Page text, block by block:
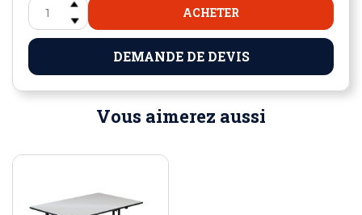
ACHETER
DEMANDE DE DEVIS
Vous aimerez aussi